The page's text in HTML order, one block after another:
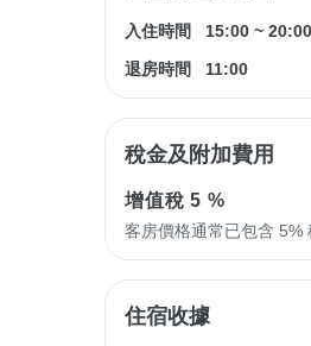
入住時間 15:00 ~ 20:00
退房時間
11:00
稅金及附加費用
增值稅5 %
客房價格通常已包含 5%
住宿收據